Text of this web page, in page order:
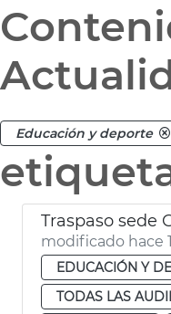
Educación y deporte
modificado hace
EDUCACIÓN Y
TODAS LAS